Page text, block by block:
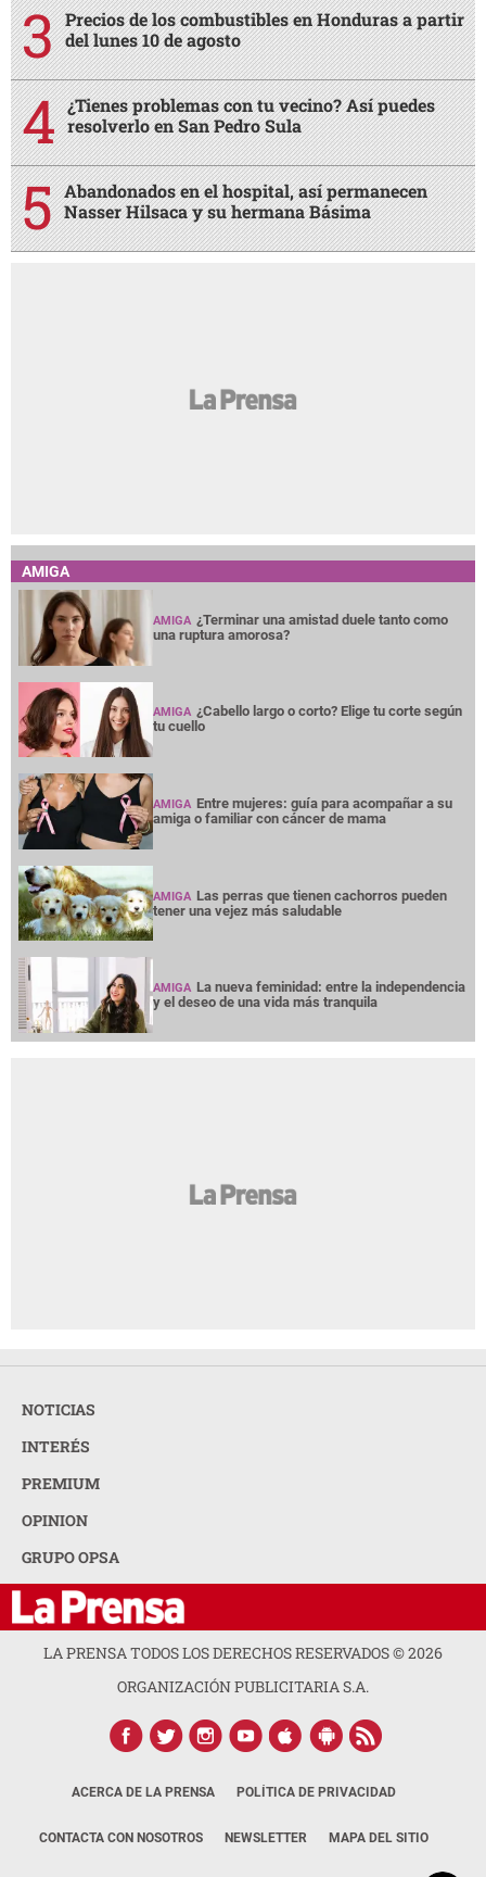
Precios de los combustibles en Honduras a partir
del lunes 10 de agosto
¿Tienes problemas con tu vecino? Así puedes
resolverlo en San Pedro Sula
Abandonados en el hospital, así permanecen
Nasser Hilsaca y su hermana Básima
AMIGA
AMIGA ¿Terminar una amistad duele tanto como
una ruptura amorosa?
AMIGA ¿Cabello largo o corto? Elige tu corte según
tu cuello
AMIGA Entre mujeres: guía para acompañar a su
amiga o familiar con cáncer de mama
AMIGA Las perras que tienen cachorros pueden
tener una vejez más saludable
AMIGA La nueva feminidad: entre la independencia
y el deseo de una vida más tranquila
NOTICIAS
INTERÉS
PREMIUM
OPINION
GRUPO OPSA
LA PRENSA TODOS LOS DERECHOS RESERVADOS ©2026
ORGANIZACIÓN PUBLICITARIA S.A.
ACERCA DE LA PRENSA POLÍTICA DE PRIVACIDAD
CONTACTA CON NOSOTROS NEWSLETTER MAPA DEL SITIO